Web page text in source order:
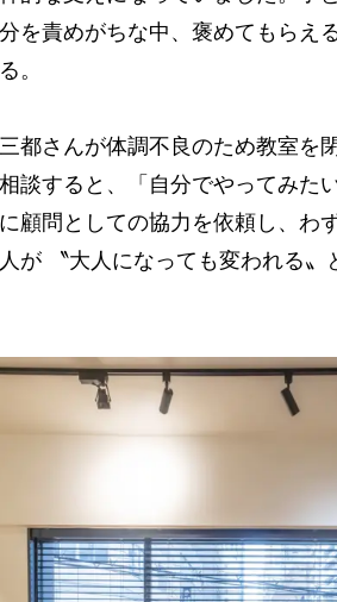
を責めがちな中、褒めてもらえ
。
都さんが体調不良のため教室を
談すると、「自分でやってみた
顧問としての協力を依頼し、わ
が 〝大人になっても変われる